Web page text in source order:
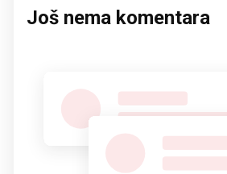
Još nema komentara